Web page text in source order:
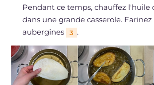
Pendant ce temps, chauffez l'huile
dans une grande casserole. Farinez
aubergines
3 .